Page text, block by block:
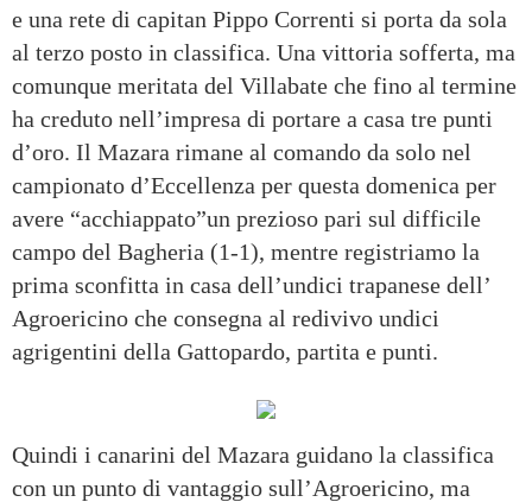
e una rete di capitan Pippo Correnti si porta da sola
al terzo posto in classifica. Una vittoria sofferta, ma
comunque meritata del Villabate che fino al termine
ha creduto nell’impresa di portare a casa tre punti
d’oro. Il Mazara rimane al comando da solo nel
campionato d’Eccellenza per questa domenica per
avere “acchiappato”un prezioso pari sul difficile
campo del Bagheria (1-1), mentre registriamo la
prima sconfitta in casa dell’undici trapanese dell’
Agroericino che consegna al redivivo undici
agrigentini della Gattopardo, partita e punti.
Quindi i canarini del Mazara guidano la classifica
con un punto di vantaggio sull’Agroericino, ma